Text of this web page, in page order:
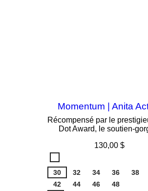
Momentum | Anita
Récompensé par le
Dot Award, le soutien-
Prix
130,00 $
Rose
107
30 32 34 36 38
42
44 46
48